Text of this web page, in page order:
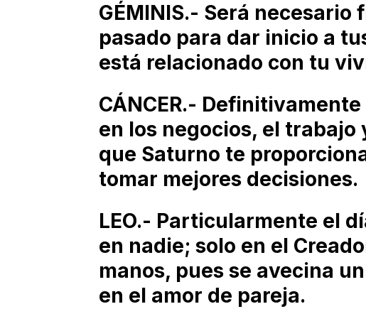
GÉMINIS.- Será
pasado para dar inicio a
está relacionado con tu
CÁNCER.-
en los negocios, el trabajo
que Saturno te
tomar mejores decisiones.
LEO.- Particularmente el
en nadie; solo en el
manos, pues se avecina
en el amor de pareja.